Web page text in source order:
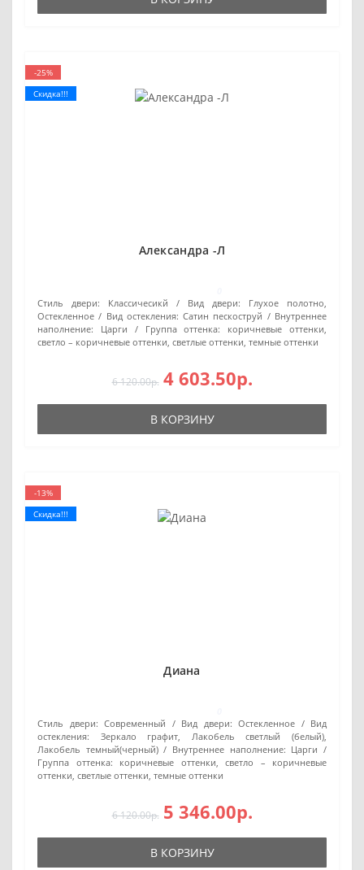
-25%
Скидка!!!
Александра -Л
Стиль двери:
Классичесикй Вид двери:
Глухое полотно,
Остекленное
Вид остекления: Сатин пескоструй
Внутреннее
наполнение:
Царги Группа оттенка:
коричневые оттенки,
светло – коричневые оттенки, светлые оттенки, темные оттенки
6 120.00р. 4 603.50р.
В КОРЗИНУ
-13%
Скидка!!!
Диана
Стиль двери: Современный Вид двери: Остекленное
Вид
остекления:
Зеркало графит, Лакобель светлый (белый),
Лакобель темный(черный)
Внутреннее наполнение: Царги
Группа оттенка:
коричневые оттенки, светло – коричневые
оттенки, светлые оттенки, темные оттенки
6 120.00р. 5 346.00р.
В КОРЗИНУ